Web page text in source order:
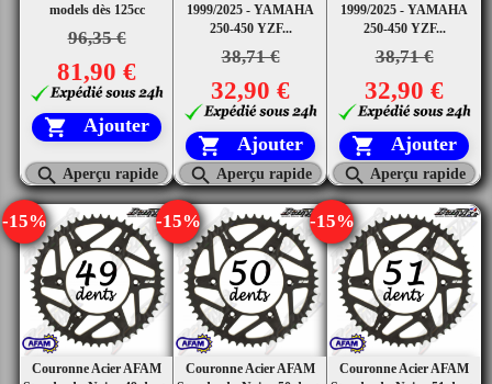
models dès 125cc
96,35 €
81,90 €
 Ajouter
 Aperçu rapide
1999/2025 - YAMAHA
250-450 YZF...
38,71 €
32,90 €
 Ajouter
 Aperçu rapide
1999/2025 - YAMAHA
250-450 YZF...
38,71 €
32,90 €
 Ajouter
 Aperçu rapide
Couronne Acier AFAM
-15%
Couronne Acier AFAM
-15%
Couronne Acier AFAM
-15%